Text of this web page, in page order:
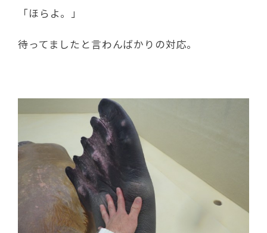
「ほらよ。」
待ってましたと言わんばかりの対応。